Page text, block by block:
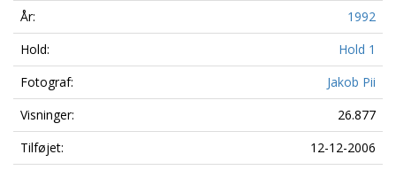
År:
1992
Hold:
Hold 1
Fotograf:
Jakob Pii
Visninger:
26.877
Tilføjet:
12-12-2006